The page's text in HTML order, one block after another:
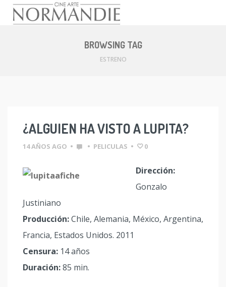
BROWSING TAG
ESTRENO
¿ALGUIEN HA VISTO A LUPITA?
14 AÑOS AGO • • PELICULAS • 0
Dirección:
Gonzalo
Justiniano
Producción:Chile, Alemania, México, Argentina,
Francia, Estados Unidos. 2011
Censura: 14 años
Duración:85 min.